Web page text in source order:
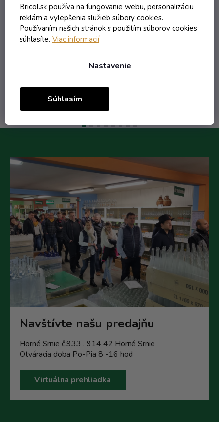
Bricol.sk používa na fungovanie webu, personalizáciu
reklám a vylepšenia služieb súbory cookies.
Používaním našich stránok s použitím súborov cookies
súhlasíte. Viac informacií
Nastavenie
Súhlasím
0,60 € vrátane DPH
0,49 €
Navštívte našu predajňu
Horné Srnie č.933 , 914 42 Horné Srnie
Otváracia doba Po-Pia 8 -16 hod
Virtuálna prehliadka